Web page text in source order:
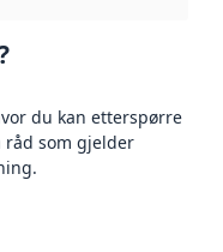
du kan etterspørre
som gjelder